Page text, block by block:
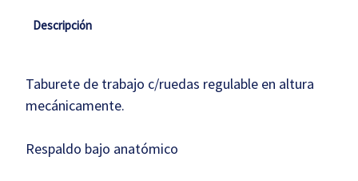
Descripción
Taburete de trabajo c/ruedas regulable en altura
mecánicamente.
Respaldo bajo anatómico